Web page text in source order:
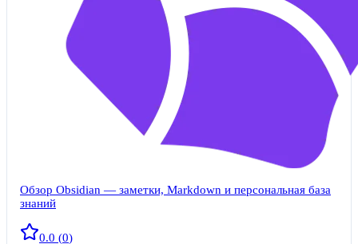
Обзор Obsidian — заметки, Markdown и персональная база
знаний
0.0 (0)